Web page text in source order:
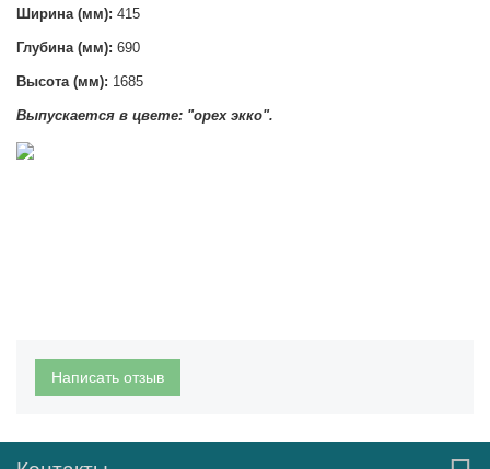
Ширина (мм): 415
Глубина (мм): 690
Высота (мм): 1685
Выпускается в цвете: "орех экко".
Написать отзыв